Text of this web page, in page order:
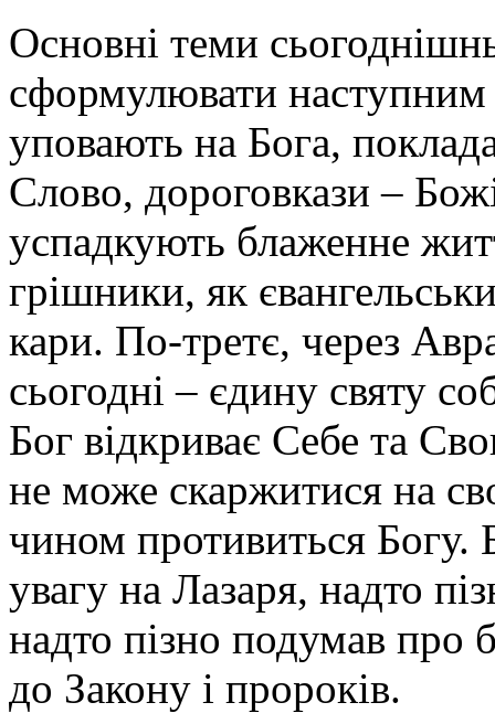
Основні теми
сформулювати
уповають на Бога,
Слово, дороговкази –
успадкують блаженне
грішники, як
кари. По-третє, через
сьогодні – єдину святу
Бог відкриває Себе та
не може скаржитися на
чином противиться Богу.
увагу на Лазаря, надто
надто пізно подумав про
до Закону і пророків.